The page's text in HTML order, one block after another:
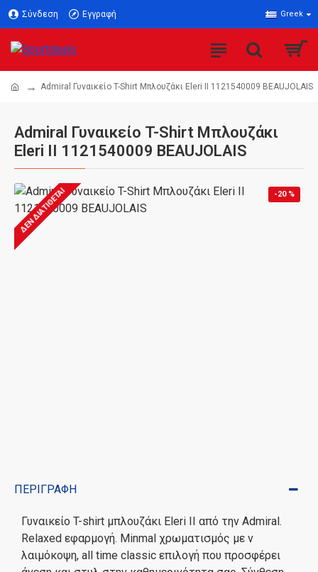
Σύνδεση Εγγραφή Greek
Admiral Γυναικείο T-Shirt Μπλουζάκι Eleri II 1121540009 BEAUJOLAIS
Admiral Γυναικείο T-Shirt Μπλουζάκι
Eleri II 1121540009 BEAUJOLAIS
-20 %
ΔΕΝ ΔΙΑΤΊΘΕΤΑΙ
ΠΕΡΙΓΡΑΦΉ
Γυναικείο T-shirt μπλουζάκι Eleri II από την Admiral.
Relaxed εφαρμογή. Minmal χρωματισμός με v
λαιμόκοψη, all time classic επιλογή που προσφέρει